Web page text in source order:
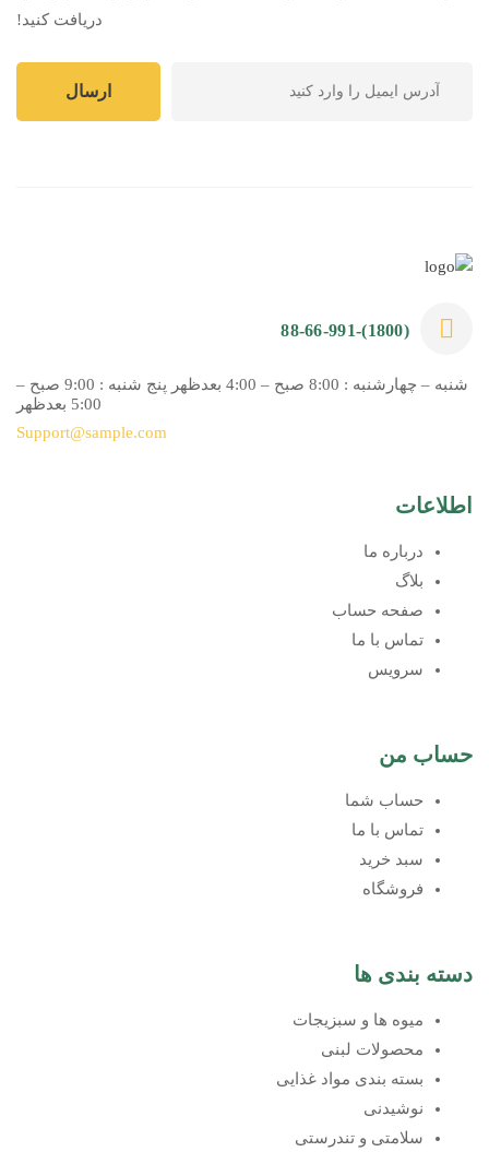
دریافت کنید!
(1800)-88-66-991
شنبه – چهارشنبه : 8:00 صبح – 4:00 بعدظهر پنج شنبه : 9:00 صبح –
5:00 بعدظهر
Support@sample.com
اطلاعات
درباره ما
بلاگ
صفحه حساب
تماس با ما
سرویس
حساب من
حساب شما
تماس با ما
سبد خرید
فروشگاه
دسته بندی ها
میوه ها و سبزیجات
محصولات لبنی
بسته بندی مواد غذایی
نوشیدنی
سلامتی و تندرستی